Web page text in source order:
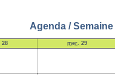
Agenda / Semaine
28 mer. 29